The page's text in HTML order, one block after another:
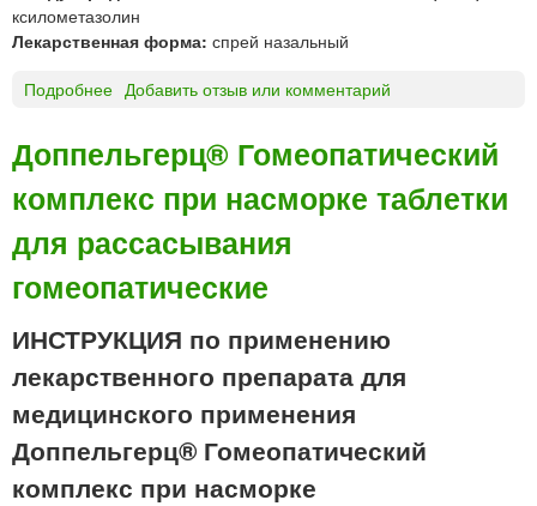
ксилометазолин
Лекарственная форма: спрей назальный
Подробнее
е
з
д
о
к
Н
з
с
р
е
Добавить отзыв или комментарий
Доппельгерц® Гомеопатический
комплекс при насморке таблетки
для рассасывания
гомеопатические
ИНСТРУКЦИЯ по применению
лекарственного препарата для
медицинского применения
Доппельгерц® Гомеопатический
комплекс при насморке